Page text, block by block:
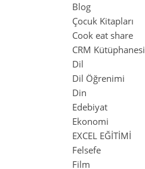
Blog
Çocuk Kitapları
Cook eat share
CRM Kütüphanesi
Dil
Dil Öğrenimi
Din
Edebiyat
Ekonomi
EXCEL EĞİTİMİ
Felsefe
Film